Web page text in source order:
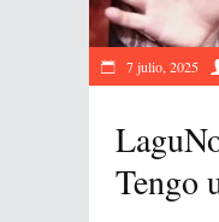
7 julio, 2025
Tengo